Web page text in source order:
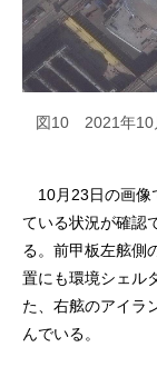
図10 2021年10
10月23日の画像
ている状況が確認
る。前甲板左舷側
置にも環境シェル
た、右舷のアイラ
んでいる。